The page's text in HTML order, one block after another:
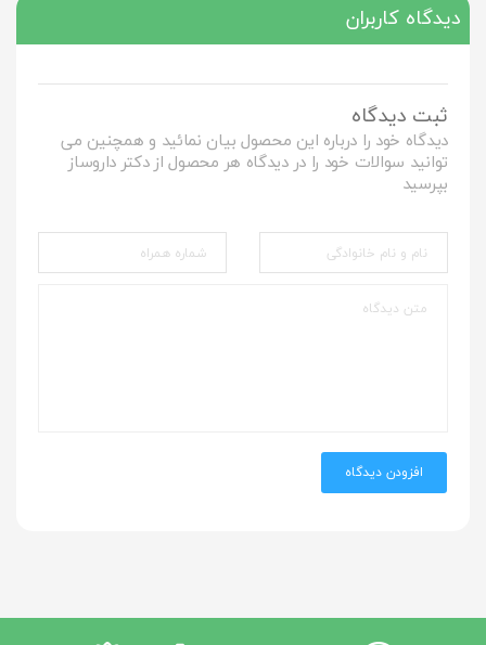
دیدگاه کاربران
ثبت دیدگاه
دیدگاه خود را درباره این محصول بیان نمائید و همچنین می
توانید سوالات خود را در دیدگاه هر محصول از دکتر داروساز
بپرسید
افزودن دیدگاه